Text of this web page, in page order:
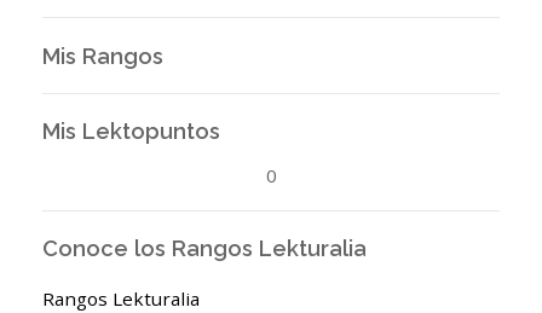
Mis Rangos
Mis Lektopuntos
0
Conoce los Rangos Lekturalia
Rangos Lekturalia